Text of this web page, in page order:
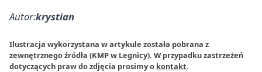
Autor:krystian
Ilustracja wykorzystana w artykule została pobrana z
zewnętrznego źródła (KMP w Legnicy). W przypadku zastrzeżeń
dotyczących praw do zdjęcia prosimy o kontakt.